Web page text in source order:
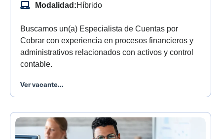
Modalidad:Híbrido
Buscamos un(a) Especialista de Cuentas por
Cobrar con experiencia en procesos financieros y
administrativos relacionados con activos y control
contable.
Ver vacante...